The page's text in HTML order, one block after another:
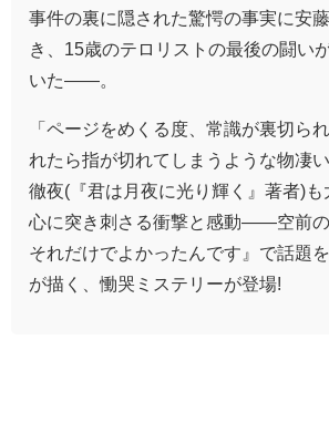
事件の裏に隠された驚愕の事実に安
き、15歳のテロリストの最後の闘い
いた――。
「ページをめくる度、常識が裏切ら
れたら指が切れてしまうような物凄
徹夜(『君は月夜に光り輝く』著者)も
心に突き刺さる衝撃と感動――空前の
それだけでよかったんです』で話題
が描く、慟哭ミステリーが登場!